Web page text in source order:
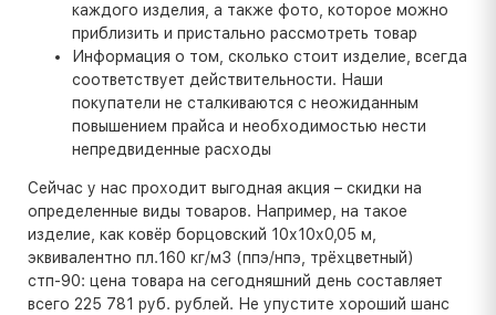
каждого изделия, а также фото, которое можно
приблизить и пристально рассмотреть товар
Информация о том, сколько стоит изделие, всегда
соответствует действительности. Наши
покупатели не сталкиваются с неожиданным
повышением прайса и необходимостью нести
непредвиденные расходы
Сейчас у нас проходит выгодная акция – скидки на
определенные виды товаров. Например, на такое
изделие, как ковёр борцовский 10х10х0,05 м,
эквивалентно пл.160 кг/м3 (ппэ/нпэ, трёхцветный)
стп-90: цена товара на сегодняшний день составляет
всего 225 781 руб. рублей. Не упустите хороший шанс